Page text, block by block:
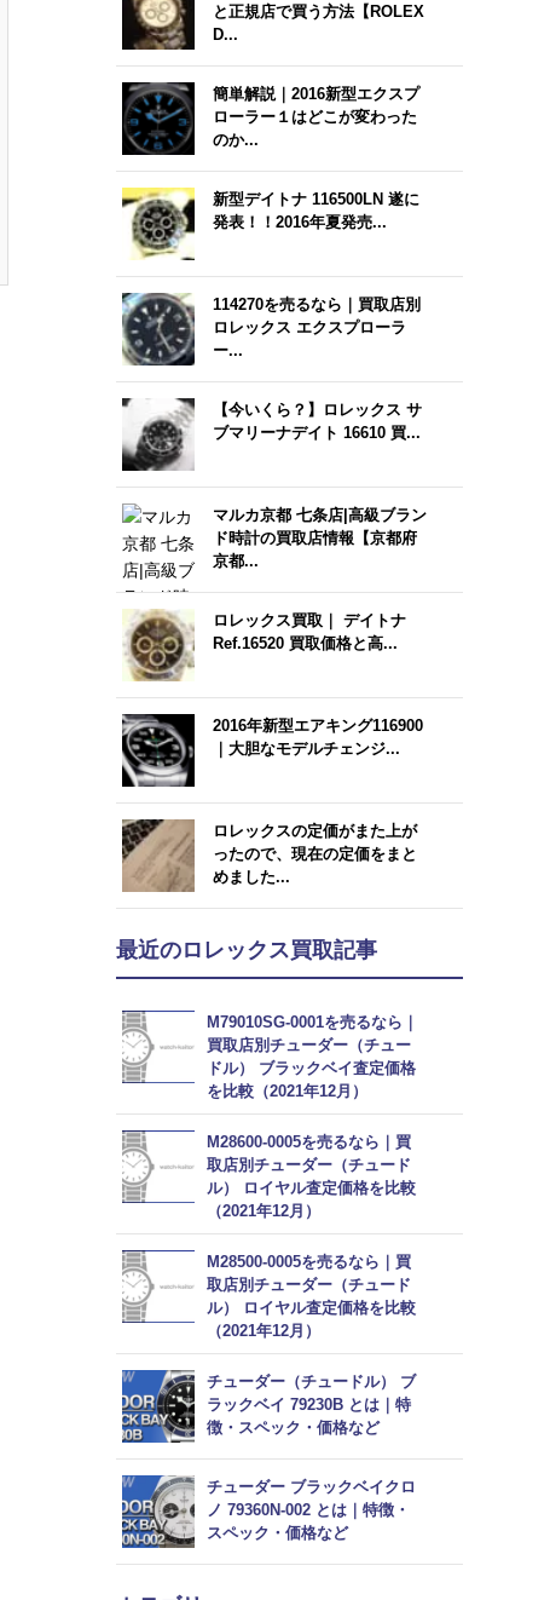
と正規店で買う方法【ROLEX
D...
簡単解説｜2016新型エクスプ
ローラー１はどこが変わった
のか...
新型デイトナ 116500LN 遂に
発表！！2016年夏発売...
114270を売るなら｜買取店別
ロレックス エクスプローラ
ー...
【今いくら？】ロレックス サ
ブマリーナデイト 16610 買...
マルカ京都 七条店|高級ブラン
ド時計の買取店情報【京都府
京都...
ロレックス買取｜ デイトナ
Ref.16520 買取価格と高...
2016年新型エアキング116900
｜大胆なモデルチェンジ...
ロレックスの定価がまた上が
ったので、現在の定価をまと
めました...
最近のロレックス買取記事
M79010SG-0001を売るなら｜
買取店別チューダー（チュー
ドル） ブラックベイ査定価格
を比較（2021年12月）
M28600-0005を売るなら｜買
取店別チューダー（チュード
ル） ロイヤル査定価格を比較
（2021年12月）
M28500-0005を売るなら｜買
取店別チューダー（チュード
ル） ロイヤル査定価格を比較
（2021年12月）
チューダー（チュードル） ブ
ラックベイ 79230B とは｜特
徴・スペック・価格など
チューダー ブラックベイクロ
ノ 79360N-002 とは｜特徴・
スペック・価格など